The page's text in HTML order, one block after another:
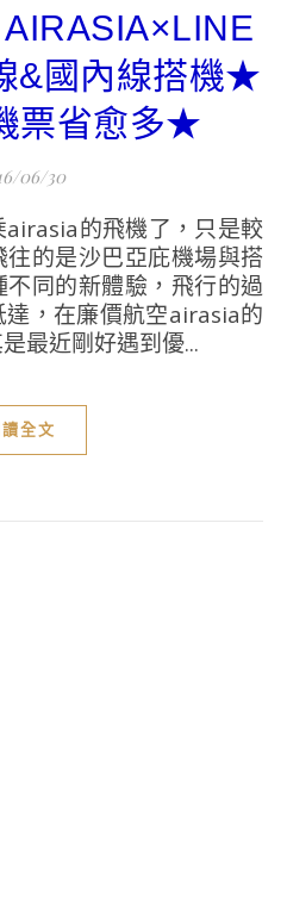
&國內線搭機★
票省愈多★
06/30
的是沙巴亞庇機場與搭
同的新體驗，飛行的過
，在廉價航空airasia的
最近剛好遇到優...
讀全文